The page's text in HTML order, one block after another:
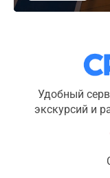
Удобный
экскурсий и